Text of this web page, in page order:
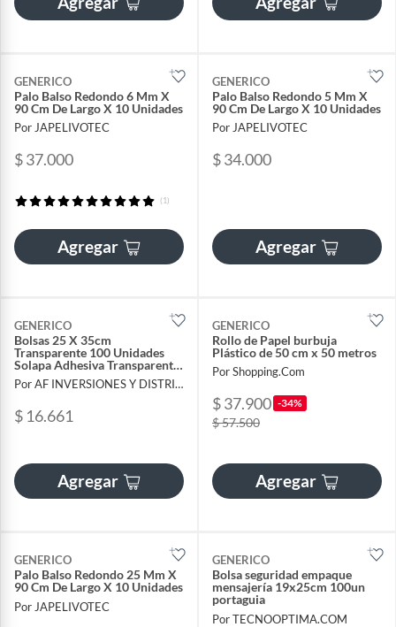
GENERICO
Palo Balso Redondo 6 Mm X
90 Cm De Largo X 10 Unidades
Por JAPELIVOTEC
$ 37.000
(1)
Agregar
GENERICO
Palo Balso Redondo 5 Mm X
90 Cm De Largo X 10 Unidades
Por JAPELIVOTEC
$ 34.000
Agregar
GENERICO
Bolsas 25 X 35cm
Transparente 100 Unidades
Solapa Adhesiva Transparente
Lisas
Por AF INVERSIONES Y DISTRIBUCIONES SAS
$ 16.661
Agregar
GENERICO
Rollo de Papel burbuja
Plástico de 50 cm x 50 metros
Por Shopping.Com
$ 37.900 -34%
$ 57.500
Agregar
GENERICO
Palo Balso Redondo 25 Mm X
90 Cm De Largo X 10 Unidades
Por JAPELIVOTEC
GENERICO
Bolsa seguridad empaque
mensajería 19x25cm 100un
portaguia
Por TECNOOPTIMA.COM